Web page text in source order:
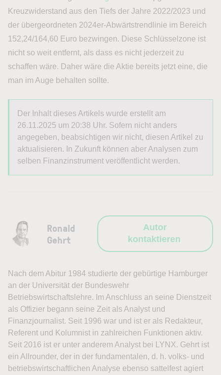
Kreuzwiderstand aus den Tiefs der Jahre 2022/2023 und
der übergeordneten 2024er-Abwärtstrendlinie im Bereich
152,24/164,60 Euro bezwingen. Diese Schlüsselzone ist
nicht so weit entfernt, als dass es nicht jederzeit zu
schaffen wäre. Daher wäre die Aktie bereits jetzt eine, die
man im Auge behalten sollte.
Der Inhalt dieses Artikels wurde erstellt am
26.11.2025 um 20:38 Uhr. Sofern nicht anders
angegeben, beabsichtigen wir nicht, diesen Artikel zu
aktualisieren. In Zukunft können aber Analysen zum
selben Finanzinstrument veröffentlicht werden.
Ronald
Gehrt
Autor
kontaktieren
Nach dem Abitur 1984 studierte der gebürtige Hamburger
an der Universität der Bundeswehr
Betriebswirtschaftslehre. Im Anschluss an seine Dienstzeit
als Offizier begann seine Zeit als Analyst und
Finanzjournalist. Seit 1996 war und ist er als Redakteur,
Referent und Kolumnist in zahlreichen Funktionen aktiv.
Seit 2016 ist er unter anderem Analyst bei LYNX. Gehrt ist
ein Allrounder, der in der fundamentalen, d. h. volks- und
betriebswirtschaftlichen Analyse ebenso sattelfest agiert